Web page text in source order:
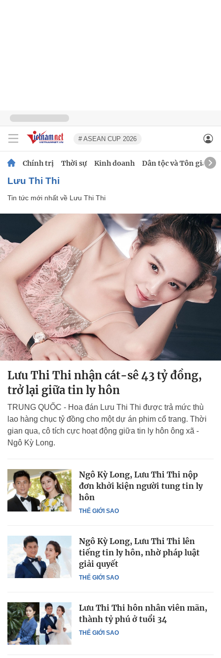
# ASEAN CUP 2026
Chính trị Thời sự Kinh doanh Dân tộc và Tôn giáo
Lưu Thi Thi
Tin tức mới nhất về Lưu Thi Thi
Lưu Thi Thi nhận cát-sê 43 tỷ đồng,
trở lại giữa tin ly hôn
TRUNG QUỐC - Hoa đán Lưu Thi Thi được trả mức thù
lao hàng chục tỷ đồng cho một dự án phim cổ trang. Thời
gian qua, cô tích cực hoạt động giữa tin ly hôn ông xã -
Ngô Kỳ Long.
THẾ GIỚI SAO
Ngô Kỳ Long, Lưu Thi Thi nộp
đơn khởi kiện người tung tin ly
hôn
THẾ GIỚI SAO
Ngô Kỳ Long, Lưu Thi Thi lên
tiếng tin ly hôn, nhờ pháp luật
giải quyết
THẾ GIỚI SAO
Lưu Thi Thi hôn nhân viên mãn,
thành tỷ phú ở tuổi 34